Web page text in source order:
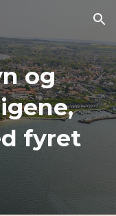
Skip to navigation
og
fyret